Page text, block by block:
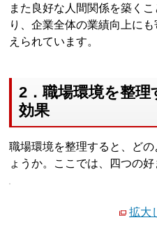
また良好な人間関係を築く
り、企業全体の業績向上に
えられています。
2．職場環境を整
効果
職場環境を整理すると、ど
ょうか。ここでは、四つの
拡大